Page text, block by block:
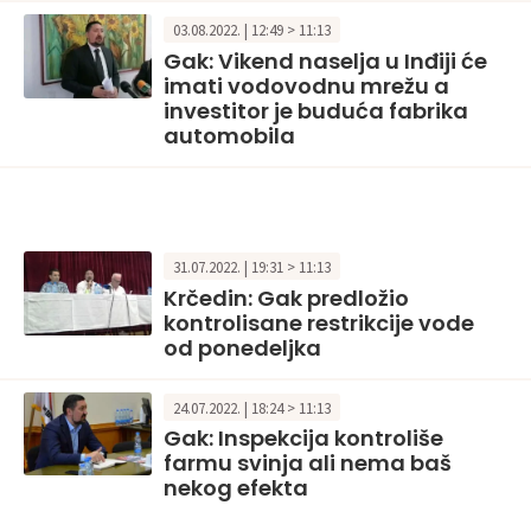
03.08.2022. | 12:49 > 11:13
Gak: Vikend naselja u Inđiji će
imati vodovodnu mrežu a
investitor je buduća fabrika
automobila
31.07.2022. | 19:31 > 11:13
Krčedin: Gak predložio
kontrolisane restrikcije vode
od ponedeljka
24.07.2022. | 18:24 > 11:13
Gak: Inspekcija kontroliše
farmu svinja ali nema baš
nekog efekta